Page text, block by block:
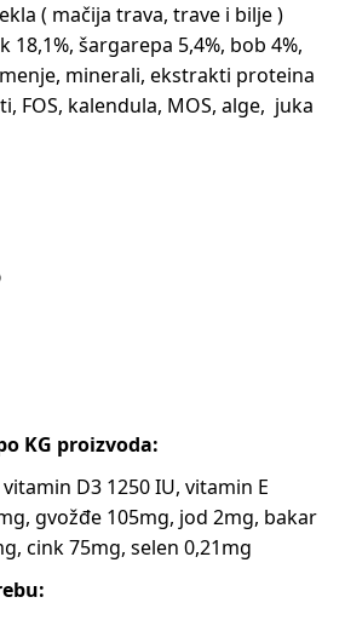
( mačija trava, trave i bilje )
18,1%, šargarepa 5,4%, bob 4%,
minerali, ekstrakti proteina
FOS, kalendula, MOS, alge, juka
KG proizvoda:
D3 1250 IU, vitamin E
gvožđe 105mg, jod 2mg, bakar
cink 75mg, selen 0,21mg